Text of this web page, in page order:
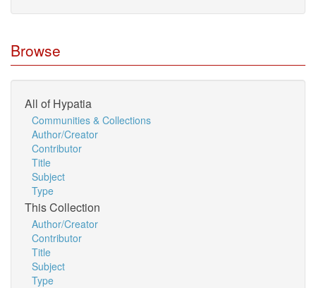
Browse
All of Hypatia
Communities & Collections
Author/Creator
Contributor
Title
Subject
Type
This Collection
Author/Creator
Contributor
Title
Subject
Type